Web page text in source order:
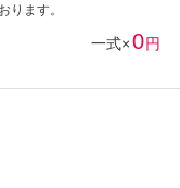
ります。
一式×0円